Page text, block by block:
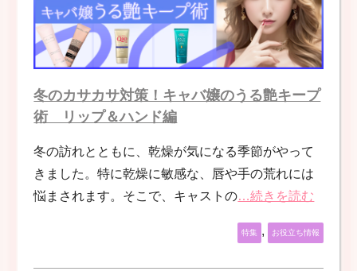
冬のカサカサ対策！キャバ嬢のうる艶キープ
術 リップ＆ハンド編
冬の訪れとともに、乾燥が気になる季節がやって
きました。特に乾燥に敏感な、唇や手の荒れには
悩まされます。そこで、キャストの…続きを読む
特集 , お役立ち情報